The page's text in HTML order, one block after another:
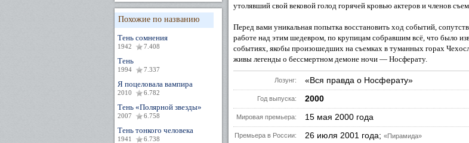
Похожие по названию
Тень сомнения
1942 7.408
Тень
1994 7.337
Я поцеловала вампира
2010 6.782
Тень «Полярной звезды»
2007 6.758
Тень тонкого человека
1941 6.738
утолявший свой вековой голод горячей кровью актеров и членов
Перед вами уникальная попытка восстановить ход событий,
работе над этим шедевром, по крупицам собравшим всё, что было
событиях, якобы произошедших на съемках в туманных горах
живы легенды о бессмертном демоне ночи — Носферату.
Лозунг: «Вся правда о Носферату»
Год выпуска: 2000
Мировая премьера: 15 мая 2000 года
Премьера в России: 26 июля 2001 года; «Пирамида»